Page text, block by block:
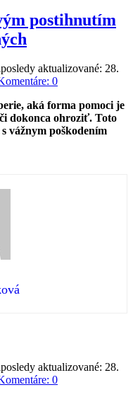
postihnutím
aktualizované: 28.
0
aká forma pomoci je
dokonca ohroziť. Toto
vážnym poškodením
aktualizované: 28.
0